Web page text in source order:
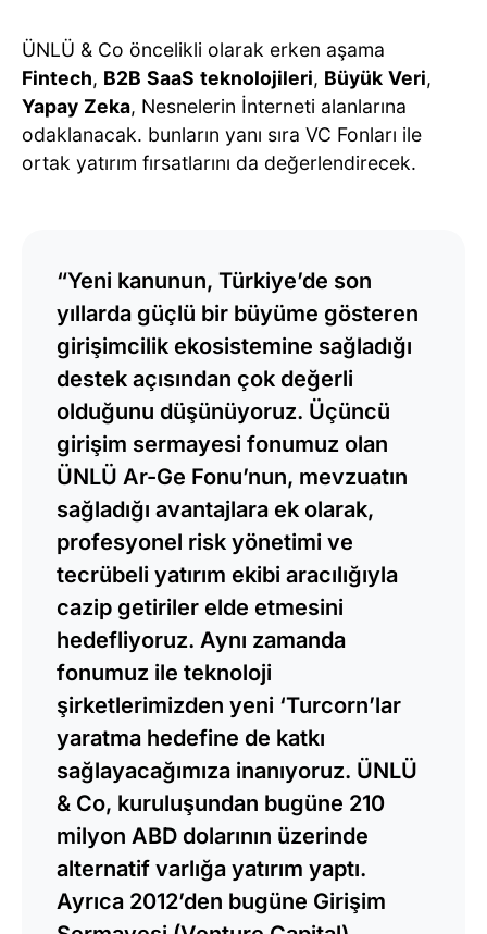
ÜNLÜ & Co öncelikli olarak erken aşama
Fintech, B2B SaaS teknolojileri, Büyük Veri,
Yapay Zeka, Nesnelerin İnterneti alanlarına
odaklanacak. bunların yanı sıra VC Fonları ile
ortak yatırım fırsatlarını da değerlendirecek.
“Yeni kanunun, Türkiye’de son
yıllarda güçlü bir büyüme gösteren
girişimcilik ekosistemine sağladığı
destek açısından çok değerli
olduğunu düşünüyoruz. Üçüncü
girişim sermayesi fonumuz olan
ÜNLÜ Ar-Ge Fonu’nun, mevzuatın
sağladığı avantajlara ek olarak,
profesyonel risk yönetimi ve
tecrübeli yatırım ekibi aracılığıyla
cazip getiriler elde etmesini
hedefliyoruz. Aynı zamanda
fonumuz ile teknoloji
şirketlerimizden yeni ‘Turcorn’lar
yaratma hedefine de katkı
sağlayacağımıza inanıyoruz. ÜNLÜ
& Co, kuruluşundan bugüne 210
milyon ABD dolarının üzerinde
alternatif varlığa yatırım yaptı.
Ayrıca 2012’den bugüne Girişim